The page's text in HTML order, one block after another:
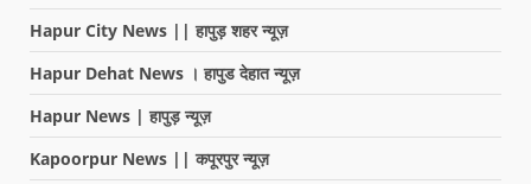
Hapur City News || हापुड़ शहर न्यूज़
Hapur Dehat News । हापुड देहात न्यूज़
Hapur News | हापुड़ न्यूज़
Kapoorpur News || कपूरपुर न्यूज़